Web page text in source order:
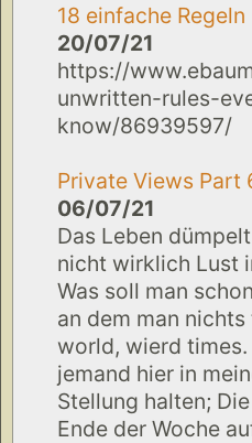
18 einfache Regeln
20/07/21
https://
unwritten-rules-
know/86939597/
Private Views Part
06/07/21
Das Leben
nicht wirklich Lust
Was soll man
an dem man
world, wierd
jemand hier in
Stellung halten;
Ende der Woche